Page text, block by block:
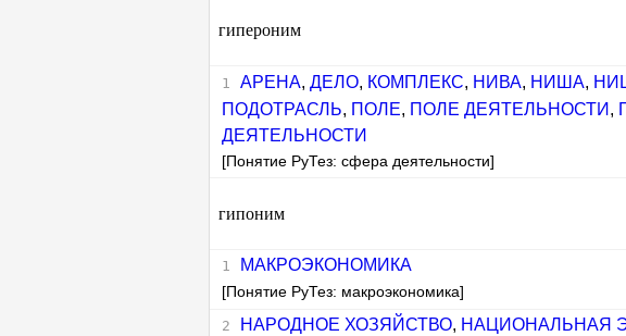
гипероним
АРЕНА, ДЕЛО, КОМПЛЕКС, НИВА, НИША,
ПОДОТРАСЛЬ, ПОЛЕ, ПОЛЕ ДЕЯТЕЛЬНОСТИ ,
ДЕЯТЕЛЬНОСТИ
[Понятие РуТез: сфера деятельности]
гипоним
МАКРОЭКОНОМИКА
[Понятие РуТез: макроэкономика]
НАРОДНОЕ ХОЗЯЙСТВО, НАЦИОНАЛЬНАЯ